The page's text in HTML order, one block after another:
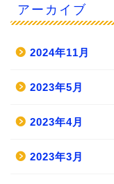
アーカイブ
2024年11月
2023年5月
2023年4月
2023年3月